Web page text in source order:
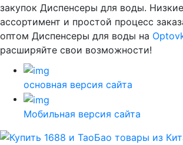
закупок Диспенсеры для воды.
ассортимент и простой процесс
оптом Диспенсеры для воды на
расширяйте свои возможности!
основная версия сайта
Мобильная версия сайта